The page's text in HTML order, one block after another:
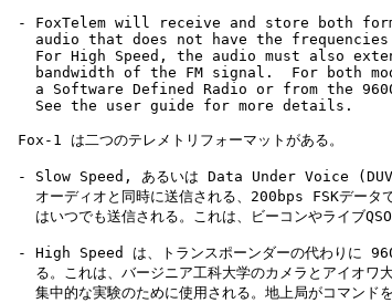
- FoxTelem will receive and store both
audio that does not have the
For High Speed, the audio must also
bandwidth of the FM signal.  For both
a Software Defined Radio or from the
   See the user guide for more details.
Fox-1 は二つのテレメトリフォーマットがある。
- Slow Speed, あるいは Data Under Voice (DUV)
オーディオと同時に送信される、200bps FSKデータ
はいつでも送信される。これは、ビーコンやライブQSO
- High Speed は、トランスポーンダーの代わりに
る。これは、バージニア工科大学のカメラとアイオワ
集中的な実験のために使用される。地上局がコマンド